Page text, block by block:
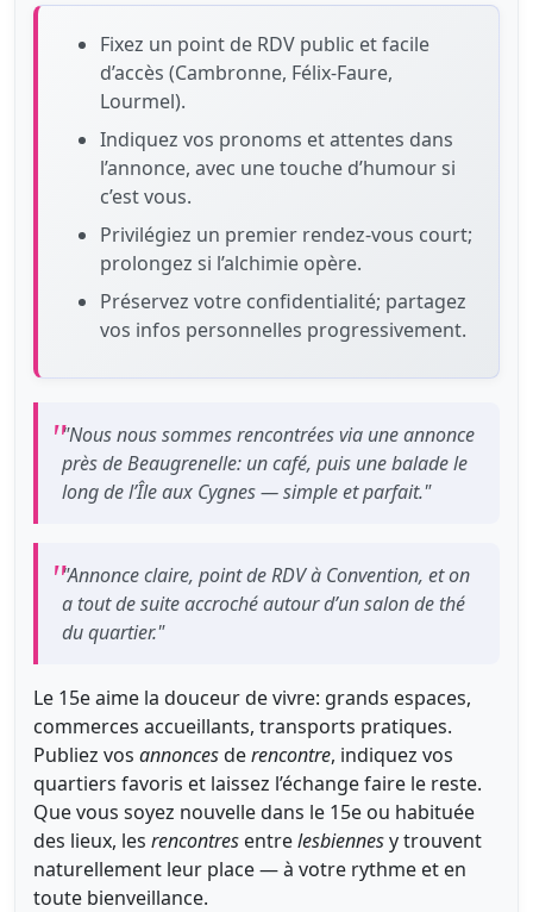
Fixez un point de RDV public et facile
d’accès (Cambronne, Félix-Faure,
Lourmel).
Indiquez vos pronoms et attentes dans
l’annonce, avec une touche d’humour si
c’est vous.
Privilégiez un premier rendez-vous court;
prolongez si l’alchimie opère.
Préservez votre confidentialité; partagez
vos infos personnelles progressivement.
"Nous nous sommes rencontrées via une annonce
près de Beaugrenelle: un café, puis une balade le
long de l’Île aux Cygnes — simple et parfait."
"Annonce claire, point de RDV à Convention, et on
a tout de suite accroché autour d’un salon de thé
du quartier."
Le 15e aime la douceur de vivre: grands espaces,
commerces accueillants, transports pratiques.
Publiez vos annoncesderencontre, indiquez vos
quartiers favoris et laissez l’échange faire le reste.
Que vous soyez nouvelle dans le 15e ou habituée
des lieux, les rencontres entrelesbiennesy trouvent
naturellement leur place — à votre rythme et en
toute bienveillance.